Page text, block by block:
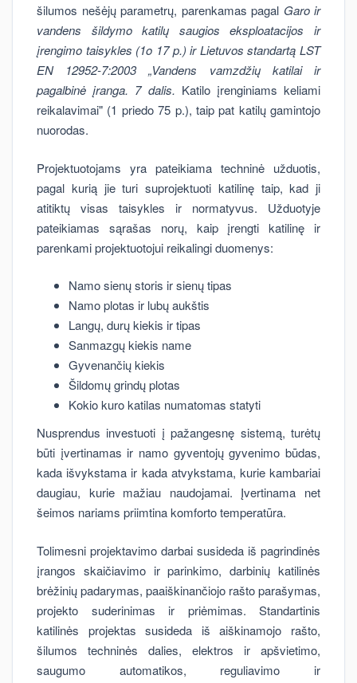
šilumos nešėjų parametrų, parenkamas pagal Garo ir
vandens šildymo katilų saugios eksploatacijos ir
įrengimo taisykles (1o 17 p.) ir Lietuvos standartą LST
EN 12952-7:2003 „Vandens vamzdžių katilai ir
pagalbinė įranga. 7 dalis. Katilo įrenginiams keliami
reikalavimai" (1 priedo 75 p.), taip pat katilų gamintojo
nuorodas.
Projektuotojams yra pateikiama techninė užduotis,
pagal kurią jie turi suprojektuoti katilinę taip, kad ji
atitiktų visas taisykles ir normatyvus. Užduotyje
pateikiamas sąrašas norų, kaip įrengti katilinę ir
parenkami projektuotojui reikalingi duomenys:
Namo sienų storis ir sienų tipas
Namo plotas ir lubų aukštis
Langų, durų kiekis ir tipas
Sanmazgų kiekis name
Gyvenančių kiekis
Šildomų grindų plotas
Kokio kuro katilas numatomas statyti
Nusprendus investuoti į pažangesnę sistemą, turėtų
būti įvertinamas ir namo gyventojų gyvenimo būdas,
kada išvykstama ir kada atvykstama, kurie kambariai
daugiau, kurie mažiau naudojamai. Įvertinama net
šeimos nariams priimtina komforto temperatūra.
Tolimesni projektavimo darbai susideda iš pagrindinės
įrangos skaičiavimo ir parinkimo, darbinių katilinės
brėžinių padarymas, paaiškinančiojo rašto parašymas,
projekto suderinimas ir priėmimas. Standartinis
katilinės projektas susideda iš aiškinamojo rašto,
šilumos techninės dalies, elektros ir apšvietimo,
saugumo automatikos, reguliavimo ir